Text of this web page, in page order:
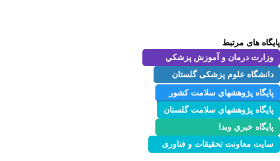
پایگاه های مرتبط
وزارت درمان و آموزش پزشكي
دانشگاه علوم پزشکی گلستان
پايگاه پژوهشهاي سلامت كشور
پايگاه پژوهشهاي سلامت گلستان
پايگاه خبري وبدا
سایت معاونت تحقیقات و فناوری